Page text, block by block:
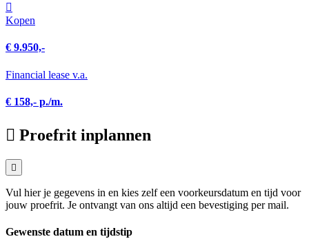
Kopen
€ 9.950,-
Financial lease v.a.
€ 158,- p./m.
Proefrit inplannen
Vul hier je gegevens in en kies zelf een voorkeursdatum en tijd voor
jouw proefrit. Je ontvangt van ons altijd een bevestiging per mail.
Gewenste datum en tijdstip